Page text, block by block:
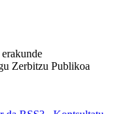
Zerbitzu Publikoa